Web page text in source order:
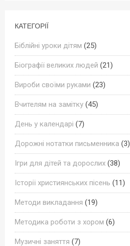
КАТЕГОРІЇ
Біблійні уроки дітям (25)
Біографії великих людей (21)
Вироби своїми руками (23)
Вчителям на замітку (45)
День у календарі (7)
Дорожні нотатки письменника (3)
Ігри для дітей та дорослих (38)
Історії християнських пісень (11)
Методи викладання (19)
Методика роботи з хором (6)
Музичні заняття (7)